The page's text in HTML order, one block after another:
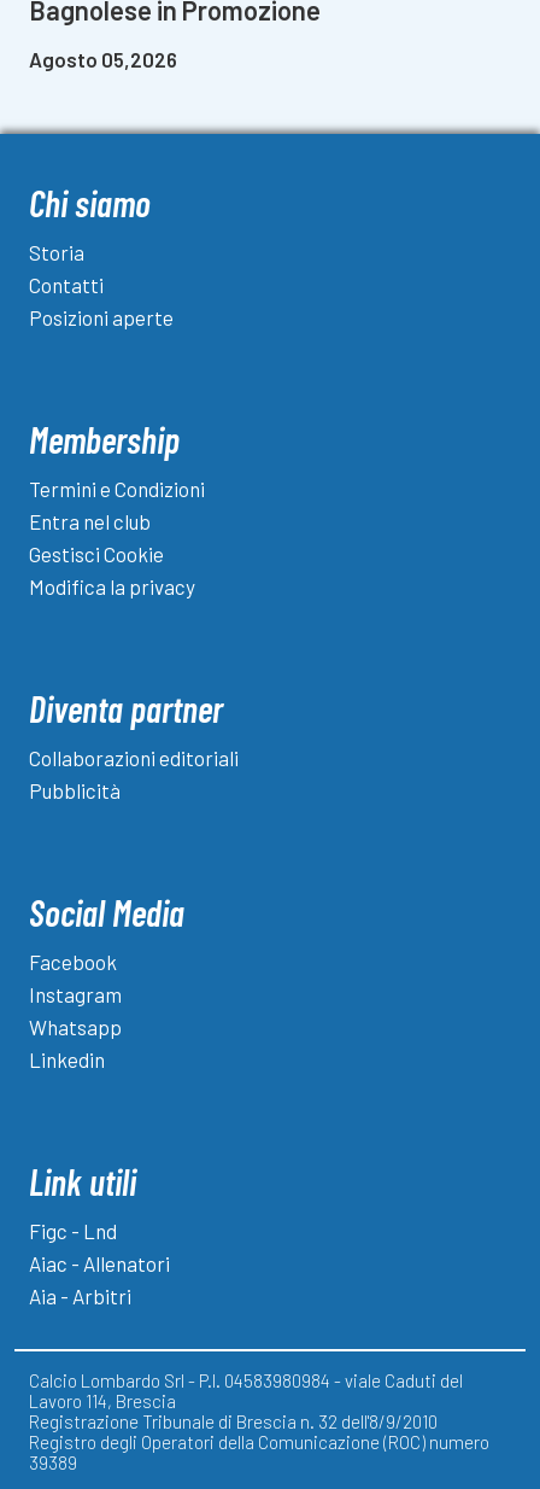
Bagnolese in Promozione
Agosto 05,2026
Chi siamo
Storia
Contatti
Posizioni aperte
Membership
Termini e Condizioni
Entra nel club
Gestisci Cookie
Modifica la privacy
Diventa partner
Collaborazioni editoriali
Pubblicità
Social Media
Facebook
Instagram
Whatsapp
Linkedin
Link utili
Figc - Lnd
Aiac - Allenatori
Aia - Arbitri
Calcio Lombardo Srl - P.I. 04583980984 - viale Caduti del
Lavoro 114, Brescia
Registrazione Tribunale di Brescia n. 32 dell'8/9/2010
Registro degli Operatori della Comunicazione (ROC) numero
39389